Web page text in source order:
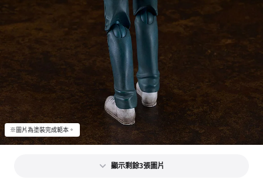
※圖片為塗裝完成範本。
顯示剩餘3張圖片